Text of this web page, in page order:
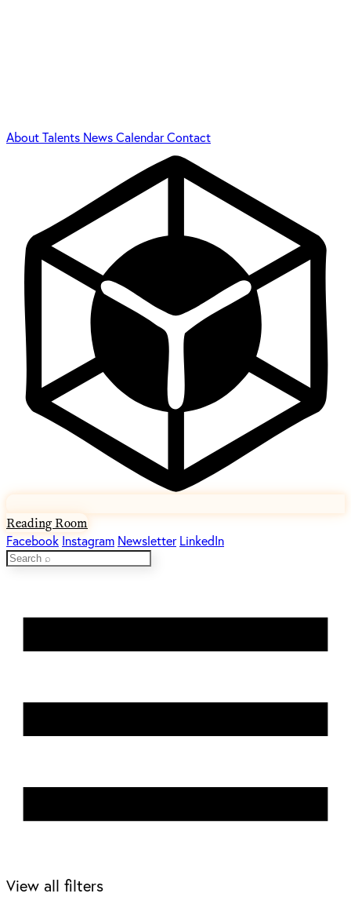
AboutTalents NewsCalendarContact
Reading Room
Facebook Instagram Newsletter LinkedIn
View all filters